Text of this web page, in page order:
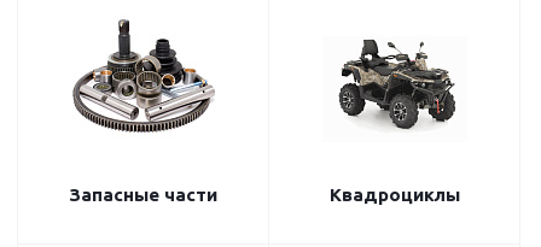
Запасные части Квадроциклы